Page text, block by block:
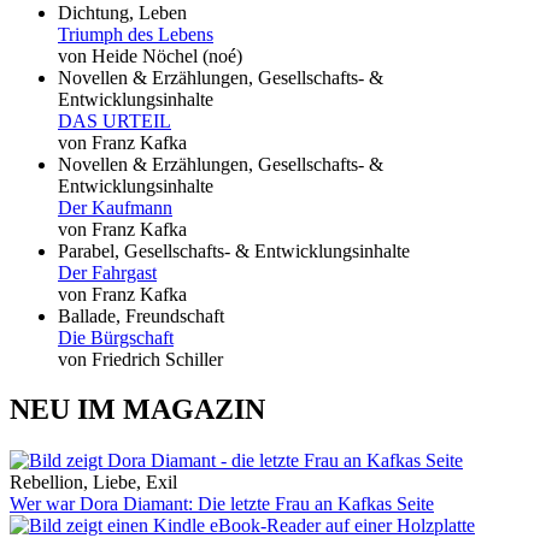
Dichtung, Leben
Triumph des Lebens
von Heide Nöchel (noé)
Novellen & Erzählungen, Gesellschafts- &
Entwicklungsinhalte
DAS URTEIL
von Franz Kafka
Novellen & Erzählungen, Gesellschafts- &
Entwicklungsinhalte
Der Kaufmann
von Franz Kafka
Parabel, Gesellschafts- & Entwicklungsinhalte
Der Fahrgast
von Franz Kafka
Ballade, Freundschaft
Die Bürgschaft
von Friedrich Schiller
NEU IM MAGAZIN
Rebellion, Liebe, Exil
Wer war Dora Diamant: Die letzte Frau an Kafkas Seite